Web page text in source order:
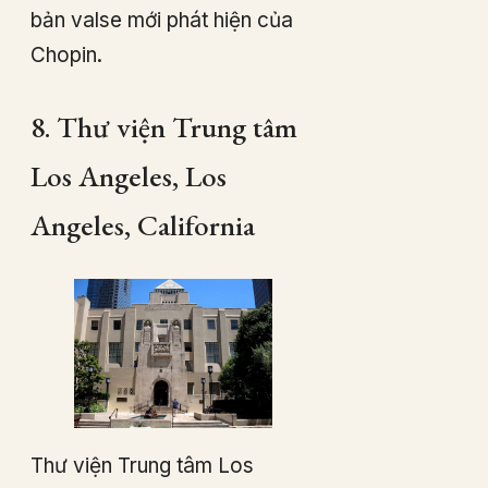
bản valse mới phát hiện của
Chopin.
8. Thư viện Trung tâm
Los Angeles, Los
Angeles, California
Thư viện Trung tâm Los